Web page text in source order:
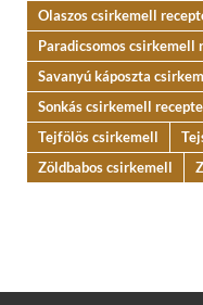
Olaszos csirkemell
Paradicsomos csirkemell
Savanyú káposzta
Sonkás csirkemell
Tejfölös csirkemell
Zöldbabos csirkemell